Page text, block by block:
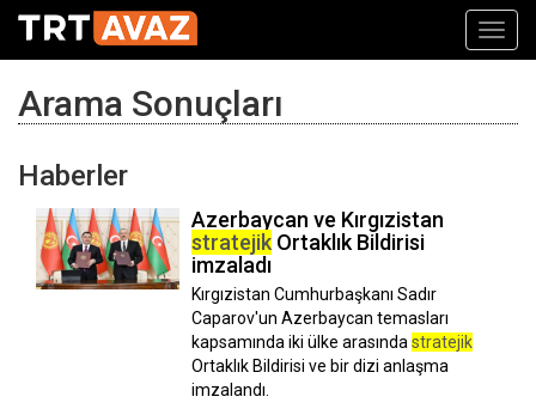
Arama Sonuçları
Haberler
Azerbaycan ve Kırgızistan
stratejik Ortaklık Bildirisi
imzaladı
Kırgızistan Cumhurbaşkanı Sadır
Caparov'un Azerbaycan temasları
kapsamında iki ülke arasında stratejik
Ortaklık Bildirisi ve bir dizi anlaşma
imzalandı.